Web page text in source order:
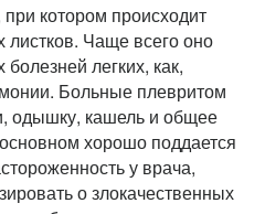
котором происходит
Чаще всего оно
легких, как,
Больные плевритом
одышку, кашель и общее
хорошо поддается
у врача,
о злокачественных